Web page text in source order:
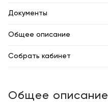
Документы
Общее описание
Собрать кабинет
Общее описание